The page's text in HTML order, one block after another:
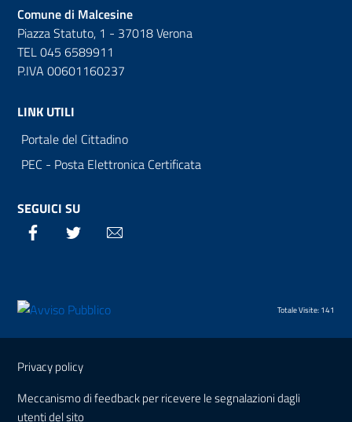
Comune di Malcesine
Piazza Statuto, 1 - 37018 Verona
TEL 045 6589911
P.IVA 00601160237
LINK UTILI
Portale del Cittadino
PEC - Posta Elettronica Certificata
SEGUICI SU
Facebook Twitter
Totale Visite: 141
Sezione Link Utili
Privacy policy
Meccanismo di feedback per ricevere le segnalazioni dagli
utenti del sito